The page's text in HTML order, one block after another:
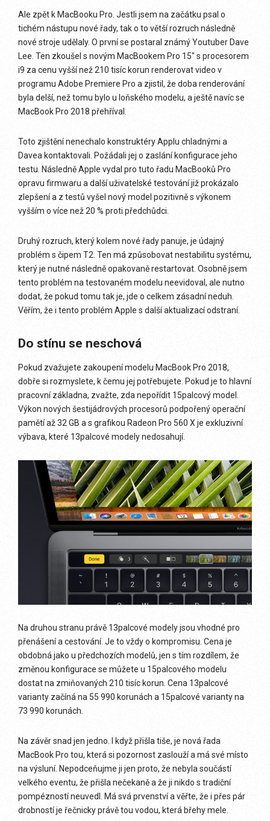
Ale zpět k MacBooku Pro. Jestli jsem na začátku psal o
tichém nástupu nové řady, tak o to větší rozruch následně
nové stroje udělaly. O první se postaral známý Youtuber Dave
Lee. Ten zkoušel s novým MacBookem Pro 15″ s procesorem
i9 za cenu vyšší než 210 tisíc korun renderovat video v
programu Adobe Premiere Pro a zjistil, že doba renderování
byla delší, než tomu bylo u loňského modelu, a ještě navíc se
MacBook Pro 2018 přehříval.
Toto zjištění nenechalo konstruktéry Applu chladnými a
Davea kontaktovali. Požádali jej o zaslání konfigurace jeho
testu. Následně Apple vydal pro tuto řadu MacBooků Pro
opravu firmwaru a další uživatelské testování již prokázalo
zlepšení a z testů vyšel nový model pozitivně s výkonem
vyšším o více než 20 % proti předchůdci.
Druhý rozruch, který kolem nové řady panuje, je údajný
problém s čipem T2. Ten má způsobovat nestabilitu systému,
který je nutné následně opakovaně restartovat. Osobně jsem
tento problém na testovaném modelu neevidoval, ale nutno
dodat, že pokud tomu tak je, jde o celkem zásadní neduh.
Věřím, že i tento problém Apple s další aktualizací odstraní.
Do stínu se neschová
Pokud zvažujete zakoupení modelu MacBook Pro 2018,
dobře si rozmyslete, k čemu jej potřebujete. Pokud je to hlavní
pracovní základna, zvažte, zda nepořídit 15palcový model.
Výkon nových šestijádrových procesorů podpořený operační
pamětí až 32 GB a s grafikou Radeon Pro 560 X je exkluzivní
výbava, které 13palcové modely nedosahují.
Na druhou stranu právě 13palcové modely jsou vhodné pro
přenášení a cestování. Je to vždy o kompromisu. Cena je
obdobná jako u předchozích modelů, jen s tím rozdílem, že
změnou konfigurace se můžete u 15palcového modelu
dostat na zmiňovaných 210 tisíc korun. Cena 13palcové
varianty začíná na 55 990 korunách a 15palcové varianty na
73 990 korunách.
Na závěr snad jen jedno. I když přišla tiše, je nová řada
MacBook Pro tou, která si pozornost zaslouží a má své místo
na výsluní. Nepodceňujme ji jen proto, že nebyla součástí
velkého eventu, že přišla nečekaně a že ji nikdo s tradiční
pompézností neuvedl. Má svá prvenství a věřte, že i přes pár
drobností je řečnicky právě tou vodou, která břehy mele.